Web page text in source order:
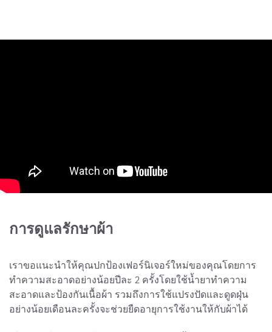
การดูแลรักษาผ้า
เราขอแนะนำให้คุณปกป้องเฟอร์นิเจอร์ใหม่ของคุณโดยการ
ทำความสะอาดอย่างน้อยปีละ 2 ครั้งโดยใช้น้ำยาทำความ
สะอาดและป้องกันเนื้อผ้า รวมถึงการใช้แปรงปัดและดูดฝุ่น
อย่างน้อยเดือนละครั้งจะช่วยยืดอายุการใช้งานให้กับผ้าได้